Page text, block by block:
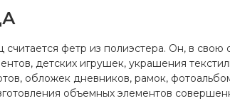
фетр из полиэстера. Он, в свою
детских игрушек, украшения
обложек дневников, рамок,
объемных элементов